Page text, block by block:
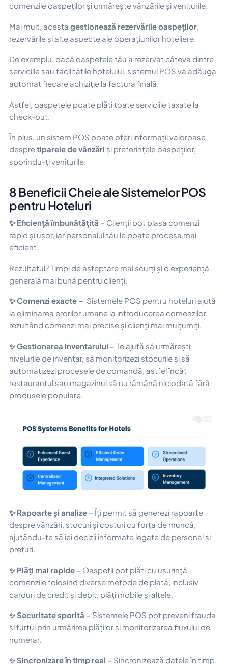
comenzile oaspeților și urmărește vânzările și veniturile.
Mai mult, acesta gestionează rezervările oaspeților,
rezervările și alte aspecte ale operațiunilor hoteliere.
De exemplu, dacă oaspetele tău a rezervat câteva dintre
serviciile sau facilitățile hotelului, sistemul POS va adăuga
automat fiecare achiziție la factura finală.
Astfel, oaspetele poate plăti toate serviciile taxate la
check-out.
În plus, un sistem POS poate oferi informații valoroase
despretiparele de vânzări și preferințele oaspeților,
sporindu-ți veniturile.
8 Beneficii Cheie ale Sistemelor POS
pentru Hoteluri
✨ Eficiență îmbunătățită – Clienții pot plasa comenzi
rapid și ușor, iar personalul tău le poate procesa mai
eficient.
Rezultatul? Timpi de așteptare mai scurți și o experiență
generală mai bună pentru clienți.
✨ Comenzi exacte – Sistemele POS pentru hoteluri ajută
la eliminarea erorilor umane la introducerea comenzilor,
rezultând comenzi mai precise și clienți mai mulțumiți.
✨ Gestionarea inventarului – Te ajută să urmărești
nivelurile de inventar, să monitorizezi stocurile și să
automatizezi procesele de comandă, astfel încât
restaurantul sau magazinul să nu rămână niciodată fără
produsele populare.
✨ Rapoarte și analize – Îți permit să generezi rapoarte
despre vânzări, stocuri și costuri cu forța de muncă,
ajutându-te să iei decizii informate legate de personal și
prețuri.
✨ Plăți mai rapide – Oaspeții pot plăti cu ușurință
comenzile folosind diverse metode de plată, inclusiv
carduri de credit și debit, plăți mobile și altele.
✨ Securitate sporită – Sistemele POS pot preveni frauda
și furtul prin urmărirea plăților și monitorizarea fluxului de
numerar.
✨ Sincronizare în timp real – Sincronizează datele în timp